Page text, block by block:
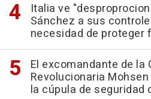
Italia ve
Sánchez a sus
necesidad de proteger
El excomandante de la
Revolucionaria
la cúpula de seguridad